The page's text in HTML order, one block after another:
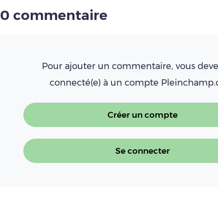
0 commentaire
Pour ajouter un commentaire, vous
connecté(e) à un compte
Créer un compte
Se connecter